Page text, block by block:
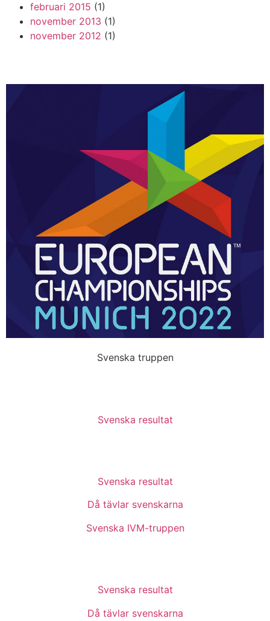
februari 2015 (1)
november 2013 (1)
november 2012 (1)
Svenska truppen
Svenska resultat
Svenska resultat
Då tävlar svenskarna
Svenska IVM-truppen
Svenska resultat
Då tävlar svenskarna